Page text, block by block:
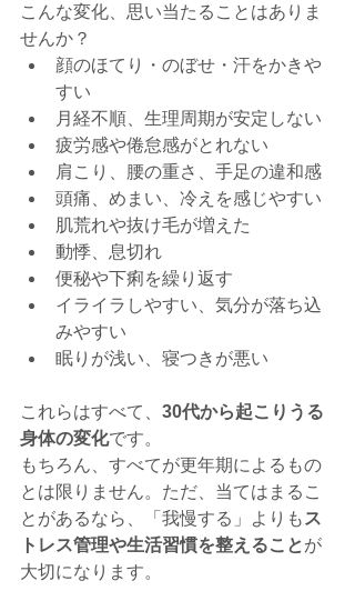
こんな変化、思い当たることはありま
せんか？
顔のほてり・のぼせ・汗をかきや
すい
月経不順、生理周期が安定しない
疲労感や倦怠感がとれない
肩こり、腰の重さ、手足の違和感
頭痛、めまい、冷えを感じやすい
肌荒れや抜け毛が増えた
動悸、息切れ
便秘や下痢を繰り返す
イライラしやすい、気分が落ち込
みやすい
眠りが浅い、寝つきが悪い
これらはすべて、 30代から起こりうる
身体の変化です。
もちろん、すべてが更年期によるもの
とは限りません。ただ、当てはまるこ
とがあるなら、「我慢する」よりも ス
トレス管理や生活習慣を整えることが
大切になります。